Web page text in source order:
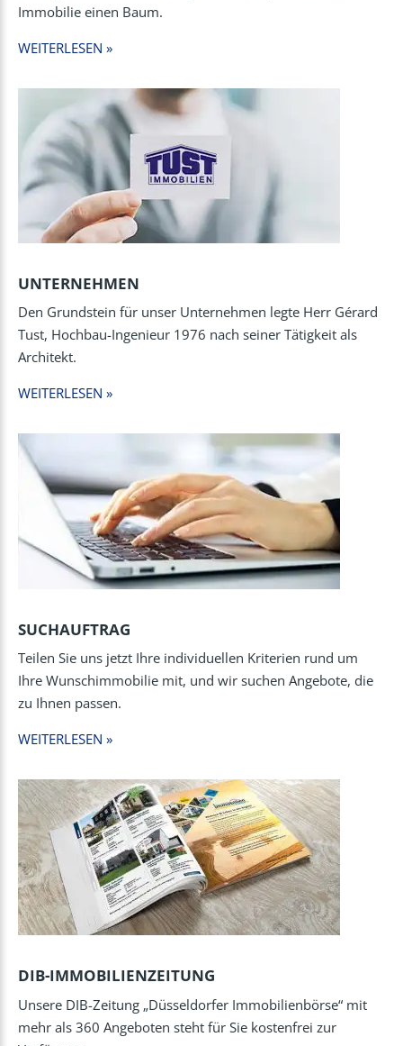
Immobilie einen Baum.
WEITERLESEN »
UNTERNEHMEN
Den Grundstein für unser Unternehmen legte Herr Gérard
Tust, Hochbau-Ingenieur 1976 nach seiner Tätigkeit als
Architekt.
WEITERLESEN »
SUCHAUFTRAG
Teilen Sie uns jetzt Ihre individuellen Kriterien rund um
Ihre Wunschimmobilie mit, und wir suchen Angebote, die
zu Ihnen passen.
WEITERLESEN »
DIB-IMMOBILIENZEITUNG
Unsere DIB-Zeitung „Düsseldorfer Immobilienbörse“ mit
mehr als 360 Angeboten steht für Sie kostenfrei zur